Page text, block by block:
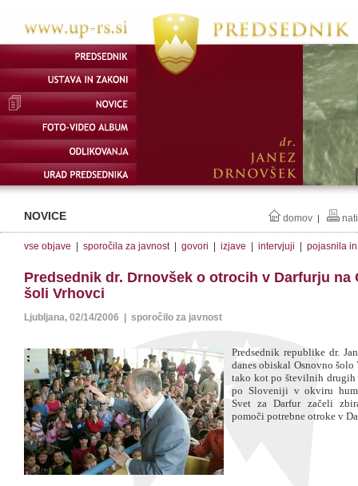
NOVICE domov |
vse objave sporočila za javnost| govori izjave intervjuji pojasnila
Predsednik dr. Drnovšek o otrocih v Darfurju na
šoli Vrhovci
Ljubljana, 02/14/2006 | sporočilo za javnost
Predsednik republike dr.
danes obiskal Osnovno
tako kot po številnih drugih
po Sloveniji v okviru
Svet za Darfur začeli
pomoči potrebne otroke v